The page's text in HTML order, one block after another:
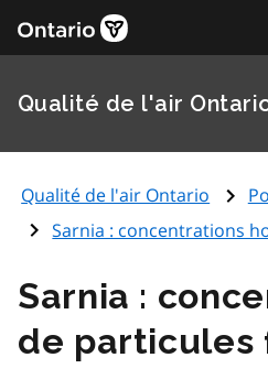
Qualité de l'air
Qualité de l'air Ontario
Sarnia : concentrations
Sarnia :
de particules